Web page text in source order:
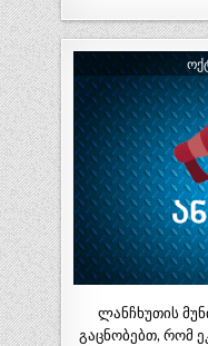
ლანჩხუთის
გაცნობებთ, რომ